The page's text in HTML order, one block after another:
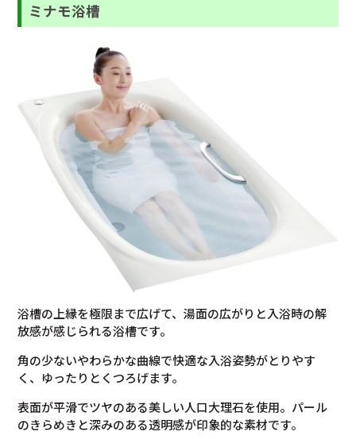
ミナモ浴槽
浴槽の上縁を極限まで広げて、湯面の広がりと入浴時の解
放感が感じられる浴槽です。
角の少ないやわらかな曲線で快適な入浴姿勢がとりやす
く、ゆったりとくつろげます。
表面が平滑でツヤのある美しい人口大理石を使用。パール
のきらめきと深みのある透明感が印象的な素材です。